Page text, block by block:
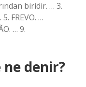
biridir. … 3.
FREVO. …
… 9.
denir?